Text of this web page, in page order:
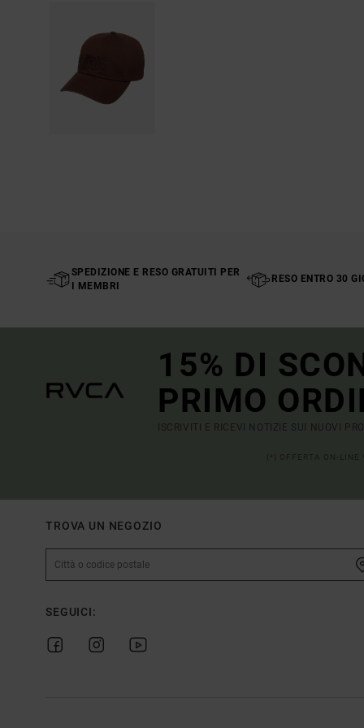
SPEDIZIONE E RESO GRATUITI PER
I MEMBRI
RESO ENTRO 30
15% DI
PRIMO
ISCRIVITI E RICEVI NOTIZIE SUI NUOVI
TROVA UN NEGOZIO
SEGUICI: